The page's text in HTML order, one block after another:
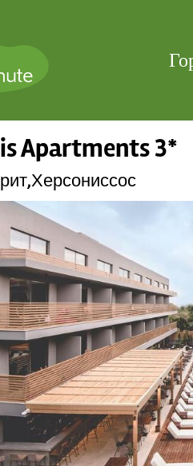
Apartments 3*